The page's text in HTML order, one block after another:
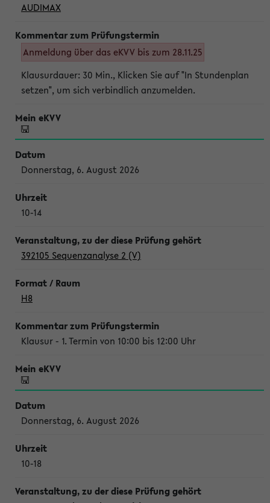
AUDIMAX
Anmeldung über das eKVV bis zum 28.11.25
Klausurdauer: 30 Min., Klicken Sie auf "In Stundenplan
setzen", um sich verbindlich anzumelden.
Donnerstag, 6. August 2026
10-14
392105 Sequenzanalyse 2 (V)
H8
Klausur - 1. Termin von 10:00 bis 12:00 Uhr
Donnerstag, 6. August 2026
10-18